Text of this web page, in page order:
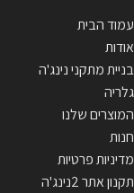
עמוד הבית
אודות
בניית מתקני נינג'ה
גלריה
המוצרים שלנו
חנות
מדיניות פרטיות
תקנון אתר 2נינג'ה